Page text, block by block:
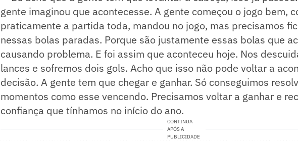
gente imaginou que acontecesse. A gente começou o jogo bem,
praticamente a partida toda, mandou no jogo, mas precisamos
nessas bolas paradas. Porque são justamente essas bolas que
causando problema. E foi assim que aconteceu hoje. Nos
lances e sofremos dois gols. Acho que isso não pode voltar a
decisão. A gente tem que chegar e ganhar. Só conseguimos
momentos como esse vencendo. Precisamos voltar a ganhar e
confiança que tínhamos no início do ano.
CONTINUA
APÓS A
PUBLICIDADE